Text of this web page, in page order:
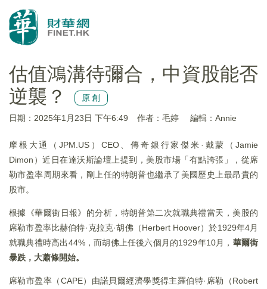
估值鴻溝待彌合，中資股能否
逆襲？
原創
日期：2025年1月23日 下午6:49 作者：毛婷 編輯：Annie
摩根大通（JPM.US）CEO、傳奇銀行家傑米·戴蒙（Jamie
Dimon）近日在達沃斯論壇上提到，美股市場「有點誇張」，從席
勒市盈率周期來看，剛上任的特朗普也繼承了美國歷史上最昂貴的
股市。
根據《華爾街日報》的分析，特朗普第二次就職典禮當天，美股的
席勒市盈率比赫伯特·克拉克·胡佛（Herbert Hoover）於1929年4月
就職典禮時高出44%，而胡佛上任後六個月的1929年10月， 華爾街
暴跌，大蕭條開始。
席勒市盈率（CAPE）由諾貝爾經濟學獎得主羅伯特·席勒（Robert